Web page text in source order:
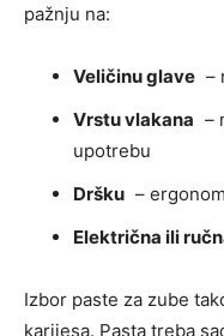
pažnju na:
Veličinu glave –
Vrstu vlakana –
upotrebu
Dršku –
Električna ili
Izbor paste za zube
karijesa. Pasta treba